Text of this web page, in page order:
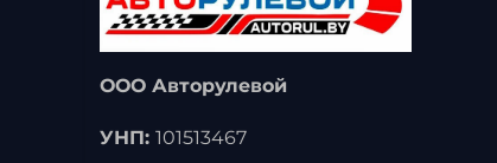
ООО Авторулевой
УНП: 101513467